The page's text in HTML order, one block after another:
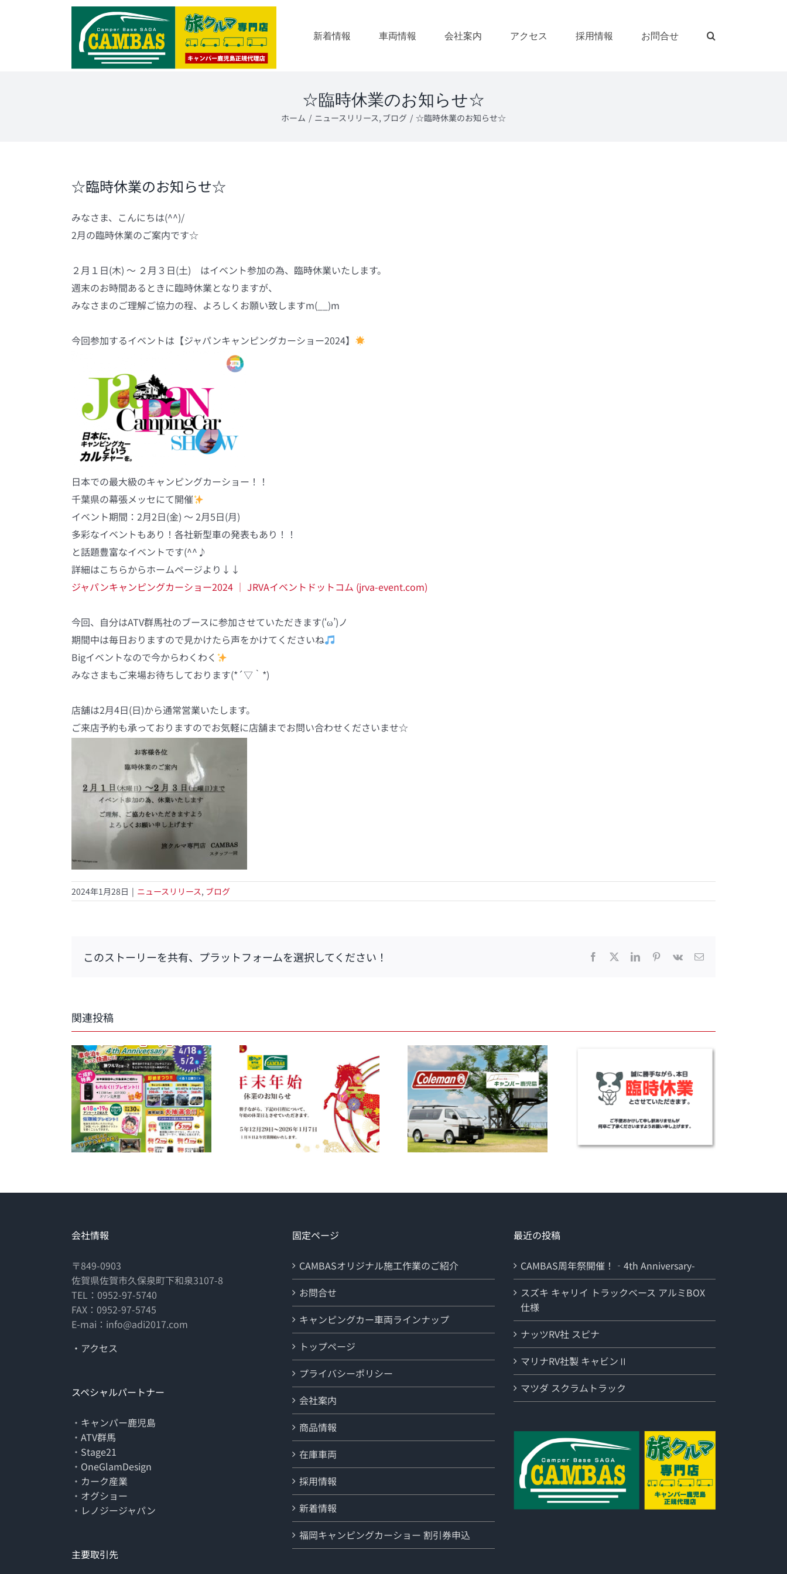
新着情報 車両情報 会社案内 アクセス 採用情報 お問合せ
☆臨時休業のお知らせ☆
ホーム ニュースリリース ブログ ☆臨時休業のお知らせ☆
☆臨時休業のお知らせ☆
みなさま、こんにちは(^^)/
2月の臨時休業のご案内です☆
２月１日(木) ～ ２月３日(土) はイベント参加の為、臨時休業いたします。
週末のお時間あるときに臨時休業となりますが、
みなさまのご理解ご協力の程、よろしくお願い致しますm(__)m
今回参加するイベントは【ジャパンキャンピングカーショー2024】
日本での最大級のキャンピングカーショー！！
千葉県の幕張メッセにて開催
イベント期間：2月2日(金) ～ 2月5日(月)
多彩なイベントもあり！各社新型車の発表もあり！！
と話題豊富なイベントです(^^♪
詳細はこちらからホームページより↓↓
ジャパンキャンピングカーショー2024 ｜ JRVAイベントドットコム (jrva-event.com)
今回、自分はATV群馬社のブースに参加させていただきます(‘ω’)ノ
期間中は毎日おりますので見かけたら声をかけてくださいね
Bigイベントなので今からわくわく
みなさまもご来場お待ちしております(*´▽｀*)
店舗は2月4日(日)から通常営業いたします。
ご来店予約も承っておりますのでお気軽に店舗までお問い合わせくださいませ☆
2024年1月28日 | ニュースリリース, ブログ
このストーリーを共有、プラットフォームを選択してください！ Facebook LinkedInPinterest
Vk
電
関連投稿
会社情報
〒849-0903
佐賀県佐賀市久保泉町下和泉3107-8
TEL：0952-97-5740
FAX：0952-97-5745
E-mai：info@adi2017.com
・アクセス
スペシャルパートナー
・ キャンパー鹿児島
・ ATV群馬
・ Stage21
・ OneGlamDesign
・ カーク産業
・ オグショー
・ レノジージャパン
主要取引先
固定ページ
CAMBASオリジナル施工作業のご紹介
お問合せ
キャンピングカー車両ラインナップ
トップページ
プライバシーポリシー
会社案内
商品情報
在庫車両
採用情報
新着情報
福岡キャンピングカーショー 割引券申込
最近の投稿
CAMBAS周年祭開催！‐4th Anniversary-
スズキ キャリイ トラックベース アルミBOX
仕様
ナッツRV社 スピナ
マリナRV社製 キャビンⅡ
マツダ スクラムトラック